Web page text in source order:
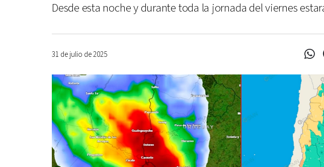
Desde esta noche y durante toda la jornada del viernes
31 de julio de 2025